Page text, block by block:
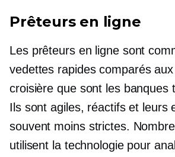
Prêteurs en ligne
Les prêteurs en ligne sont
vedettes rapides comparés
croisière que sont les banques
Ils sont agiles, réactifs et leurs
souvent moins strictes.
utilisent la technologie pour